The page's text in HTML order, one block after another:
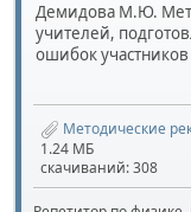
Демидова М.Ю.
учителей,
ошибок
Методические
1.24 МБ
скачиваний: 308